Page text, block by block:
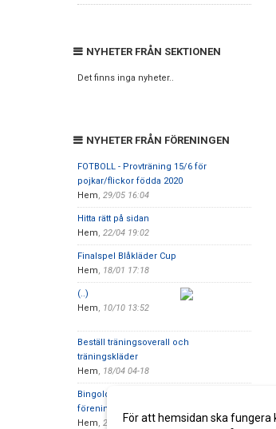
NYHETER FRÅN SEKTIONEN
Det finns inga nyheter..
NYHETER FRÅN FÖRENINGEN
FOTBOLL - Provträning 15/6 för
pojkar/flickor födda 2020
Hem, 29/05 16:04
Hitta rätt på sidan
Hem, 22/04 19:02
Finalspel Blåkläder Cup
Hem, 18/01 17:18
(..)
Hem, 10/10 13:52
Beställ träningsoverall och
träningskläder
Hem, 18/04 04-18
Bingolotto via nedan länk, så går 30:- till
föreningen
Hem, 23/12 17:44
För att hemsidan ska